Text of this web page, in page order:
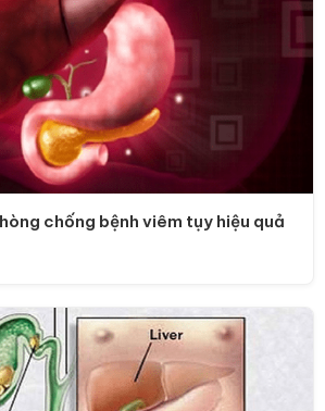
chống bệnh viêm tụy hiệu quả